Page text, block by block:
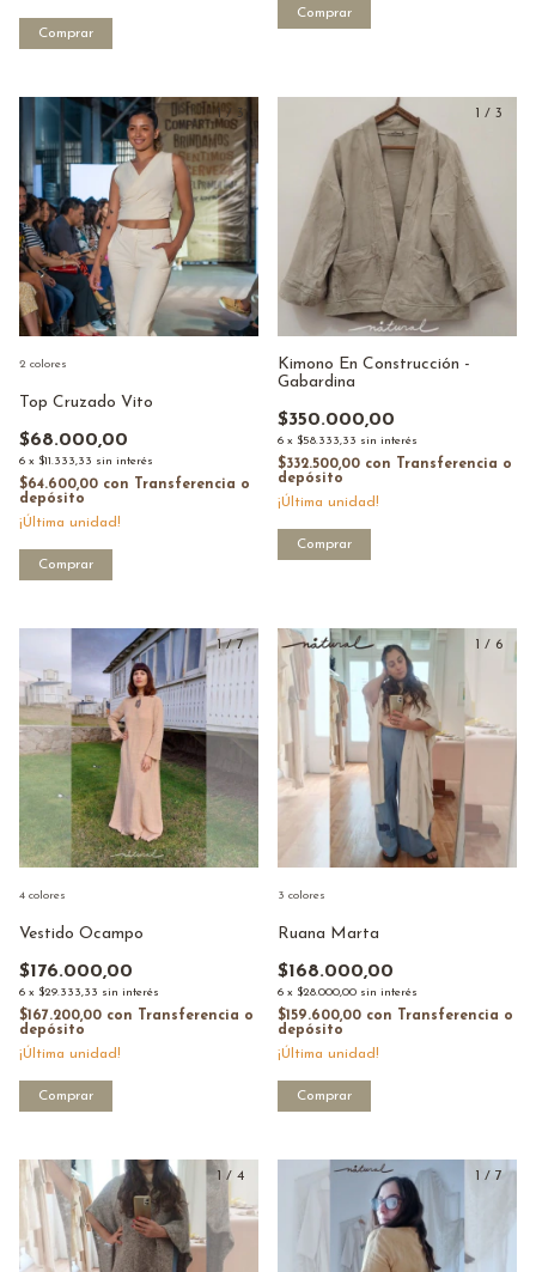
Comprar
1/ 3
Top Cruzado Vito
$68.000,00
6 x $11.333,33 sin interés
$64.600,00 con
Transferencia o
depósito
¡Última unidad!
2 colores
Comprar
1 / 3
Kimono En Construcción -
Gabardina
$350.000,00
6 x $58.333,33 sin interés
$332.500,00 con
Transferencia o
depósito
¡Última unidad!
1/7
Vestido Ocampo
$176.000,00
6 x $29.333,33 sin interés
$167.200,00 con
Transferencia o
depósito
¡Última unidad!
4 colores
Comprar
1 / 6
Ruana Marta
$168.000,00
6 x $28.000,00 sin interés
$159.600,00 con
Transferencia o
depósito
¡Última unidad!
3 colores
Comprar
1 / 4 1 / 7